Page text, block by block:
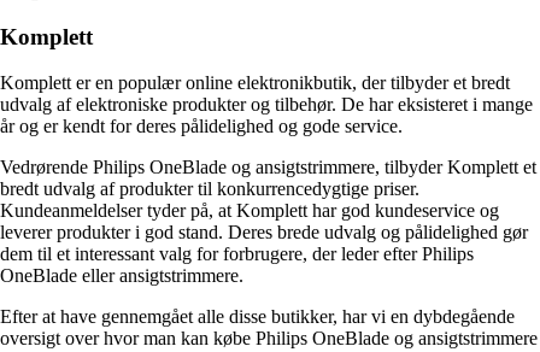
Komplett
Komplett er en populær online elektronikbutik, der tilbyder et bredt
udvalg af elektroniske produkter og tilbehør. De har eksisteret i mange
år og er kendt for deres pålidelighed og gode service.
Vedrørende Philips OneBlade og ansigtstrimmere, tilbyder Komplett et
bredt udvalg af produkter til konkurrencedygtige priser.
Kundeanmeldelser tyder på, at Komplett har god kundeservice og
leverer produkter i god stand. Deres brede udvalg og pålidelighed gør
dem til et interessant valg for forbrugere, der leder efter Philips
OneBlade eller ansigtstrimmere.
Efter at have gennemgået alle disse butikker, har vi en dybdegående
oversigt over hvor man kan købe Philips OneBlade og ansigtstrimmere